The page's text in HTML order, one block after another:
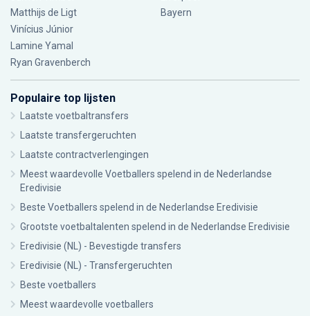
Matthijs de Ligt
Vinícius Júnior
Lamine Yamal
Ryan Gravenberch
Bayern
Populaire top lijsten
Laatste voetbaltransfers
Laatste transfergeruchten
Laatste contractverlengingen
Meest waardevolle Voetballers spelend in de Nederlandse
Eredivisie
Beste Voetballers spelend in de Nederlandse Eredivisie
Grootste voetbaltalenten spelend in de Nederlandse Eredivisie
Eredivisie (NL) - Bevestigde transfers
Eredivisie (NL) - Transfergeruchten
Beste voetballers
Meest waardevolle voetballers